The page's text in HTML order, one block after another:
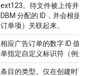
ext123。待文件被上传并
DBM 分配的 ID，并会根据
订单项）关联起来。
相应广告订单的数字 ID 值
单指定自定义标识符（例
条目的类型。仅在创建时